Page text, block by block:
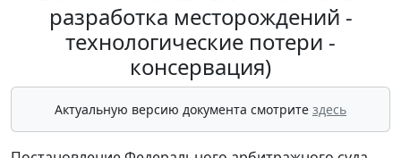
разработка месторождений -
технологические потери -
консервация)
Актуальную версию документа смотрите здесь